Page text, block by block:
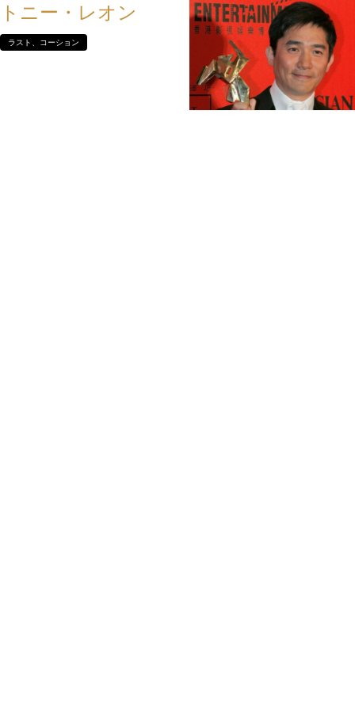
トニー・レオン
ラスト、コーション